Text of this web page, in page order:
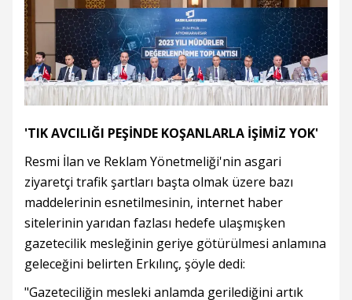
'TIK AVCILIĞI PEŞİNDE KOŞANLARLA İŞİMİZ YOK'
Resmi İlan ve Reklam Yönetmeliği'nin asgari
ziyaretçi trafik şartları başta olmak üzere bazı
maddelerinin esnetilmesinin, internet haber
sitelerinin yarıdan fazlası hedefe ulaşmışken
gazetecilik mesleğinin geriye götürülmesi anlamına
geleceğini belirten Erkılınç, şöyle dedi:
"Gazeteciliğin mesleki anlamda gerilediğini artık